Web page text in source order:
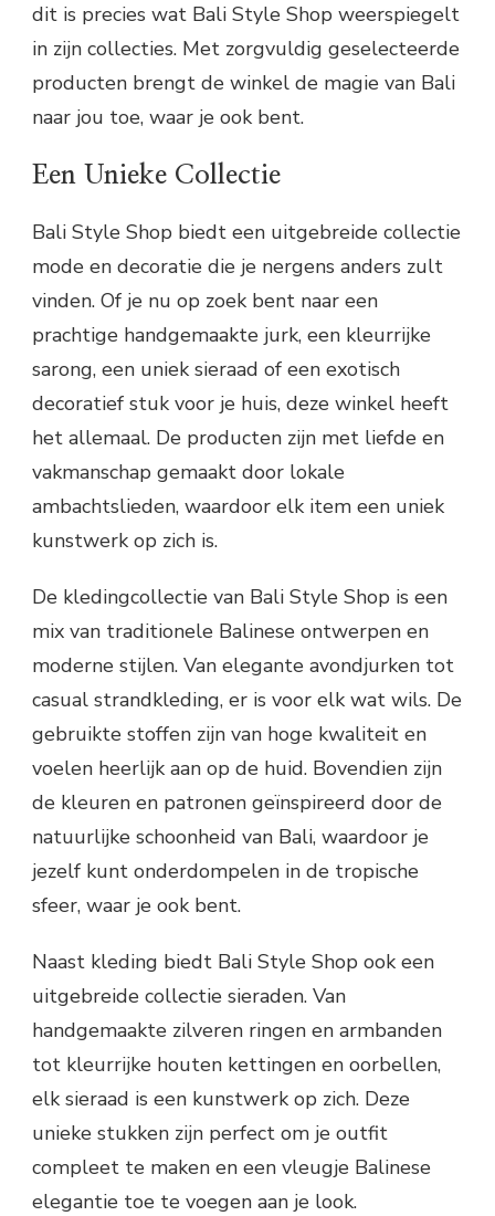
dit is precies wat Bali Style Shop weerspiegelt
in zijn collecties. Met zorgvuldig geselecteerde
producten brengt de winkel de magie van Bali
naar jou toe, waar je ook bent.
Een Unieke Collectie
Bali Style Shop biedt een uitgebreide collectie
mode en decoratie die je nergens anders zult
vinden. Of je nu op zoek bent naar een
prachtige handgemaakte jurk, een kleurrijke
sarong, een uniek sieraad of een exotisch
decoratief stuk voor je huis, deze winkel heeft
het allemaal. De producten zijn met liefde en
vakmanschap gemaakt door lokale
ambachtslieden, waardoor elk item een uniek
kunstwerk op zich is.
De kledingcollectie van Bali Style Shop is een
mix van traditionele Balinese ontwerpen en
moderne stijlen. Van elegante avondjurken tot
casual strandkleding, er is voor elk wat wils. De
gebruikte stoffen zijn van hoge kwaliteit en
voelen heerlijk aan op de huid. Bovendien zijn
de kleuren en patronen geïnspireerd door de
natuurlijke schoonheid van Bali, waardoor je
jezelf kunt onderdompelen in de tropische
sfeer, waar je ook bent.
Naast kleding biedt Bali Style Shop ook een
uitgebreide collectie sieraden. Van
handgemaakte zilveren ringen en armbanden
tot kleurrijke houten kettingen en oorbellen,
elk sieraad is een kunstwerk op zich. Deze
unieke stukken zijn perfect om je outfit
compleet te maken en een vleugje Balinese
elegantie toe te voegen aan je look.